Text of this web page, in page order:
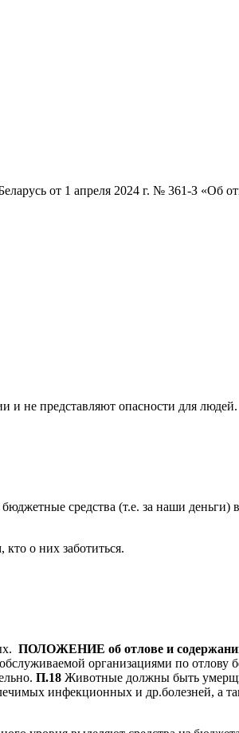
от 1 апреля 2024 г. № 361-З «Об
и не представляют опасности для людей.
средства (т.е. за наши деньги)
о них заботиться.
ПОЛОЖЕНИЕ об отлове и
организациями по отлову
П.18 Животные должны быть
инфекционных и др.болезней, а